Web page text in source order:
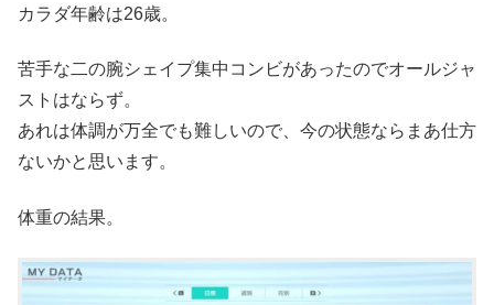
カラダ年齢は26歳。
苦手な二の腕シェイプ集中コンビがあったのでオールジャ
ストはならず。
あれは体調が万全でも難しいので、今の状態ならまあ仕方
ないかと思います。
体重の結果。